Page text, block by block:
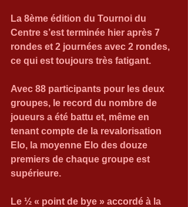
La 8ème édition du Tournoi du
Centre s’est terminée hier après 7
rondes et 2 journées avec 2 rondes,
ce qui est toujours très fatigant.
Avec 88 participants pour les deux
groupes, le record du nombre de
joueurs a été battu et, même en
tenant compte de la revalorisation
Elo, la moyenne Elo des douze
premiers de chaque groupe est
supérieure.
Le ½ « point de bye » accordé à la